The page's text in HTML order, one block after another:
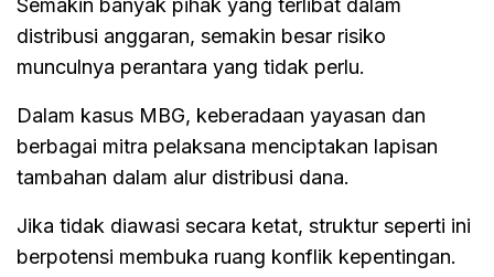
Semakin banyak pihak yang terlibat dalam
distribusi anggaran, semakin besar risiko
munculnya perantara yang tidak perlu.
Dalam kasus MBG, keberadaan yayasan dan
berbagai mitra pelaksana menciptakan lapisan
tambahan dalam alur distribusi dana.
Jika tidak diawasi secara ketat, struktur seperti ini
berpotensi membuka ruang konflik kepentingan.